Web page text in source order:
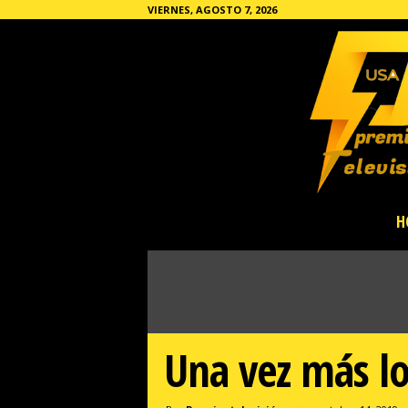
VIERNES, AGOSTO 7, 2026
Una vez más